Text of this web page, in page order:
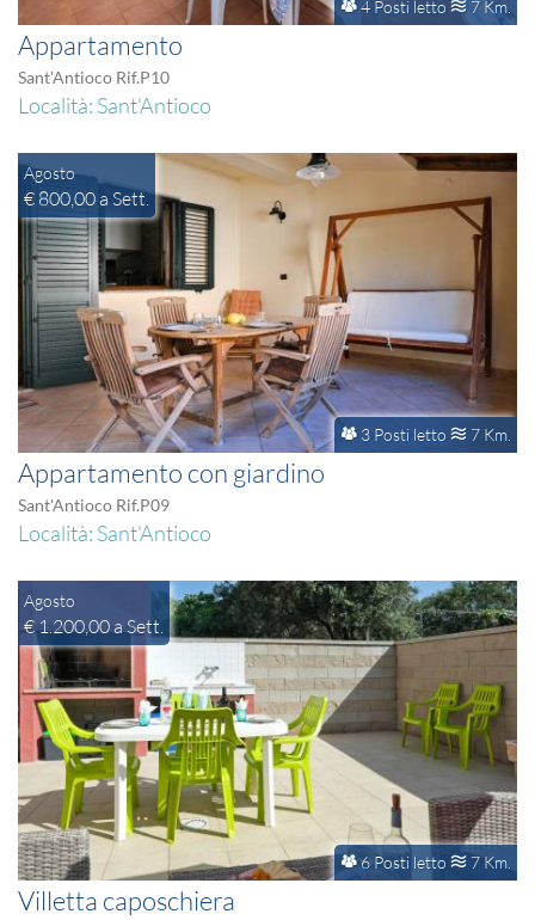
4 Posti letto 7 Km.
Appartamento
Sant'Antioco Rif.P10
Località: Sant'Antioco
Agosto
€ 800,00 a Sett.
3 Posti letto 7 Km.
Appartamento con giardino
Sant'Antioco Rif.P09
Località: Sant'Antioco
Agosto
€ 1.200,00 a Sett.
6 Posti letto 7 Km.
Villetta caposchiera